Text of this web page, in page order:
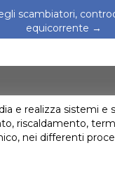
scambiatori,
equicorrente →
e realizza sistemi e
riscaldamento,
nei differenti